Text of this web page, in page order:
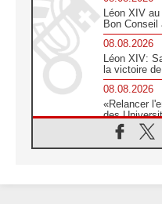
Léon XIV
Bon Conseil
08.08.2026
Léon XIV:
la victoire
08.08.2026
«Relancer
des
08.08.2026
Signis